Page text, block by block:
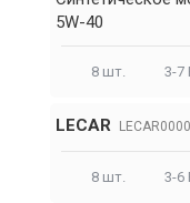
5W-40
8 шт. 3-7
LECAR
8 шт. 3-6